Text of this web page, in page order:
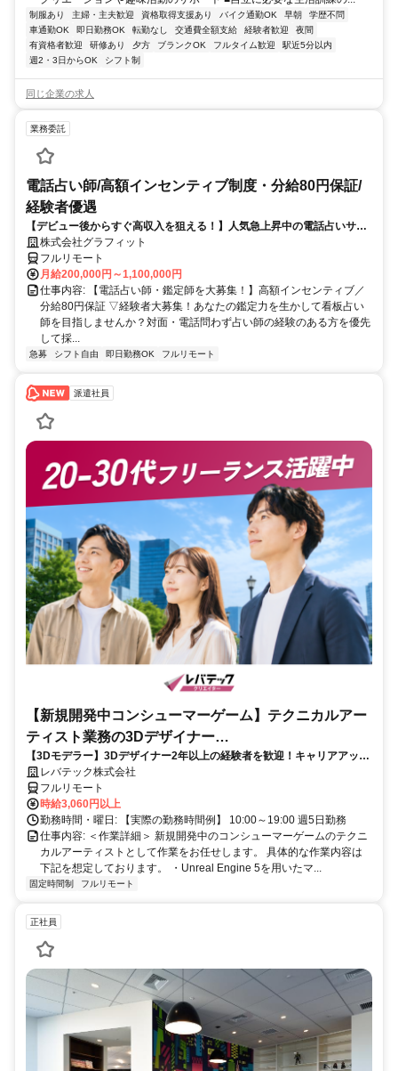
制服あり 主婦・主夫歓迎 資格取得支援あり バイク通勤OK 早朝
学歴不問
車通勤OK
即日勤務OK 転勤なし 交通費全額支給 経験者歓迎
夜間
有資格者歓迎
研修あり 夕方 ブランクOK フルタイム歓迎
駅近5分以内
週2・3日からOK
シフト制
同じ企業の求人
業務委託
電話占い師/高額インセンティブ制度・分給80円保証/
経験者優遇
【デビュー後からすぐ高収入を狙える！】人気急上昇中の電話占いサイ
トで占いのお仕事
株式会社グラフィット
フルリモート
月給200,000円～1,100,000円
仕事内容: 【電話占い師・鑑定師を大募集！】高額インセンティブ／
分給80円保証 ▽経験者大募集！あなたの鑑定力を生かして看板占い
師を目指しませんか？対面・電話問わず占い師の経験のある方を優先
して採...
急募 シフト自由 即日勤務OK フルリモート
派遣社員
【新規開発中コンシューマーゲーム】テクニカルアー
ティスト業務の3Dデザイナー
_LTCR547867_CP_CRG
【3Dモデラー】3Dデザイナー2年以上の経験者を歓迎！キャリアアップ
を目指したい方も大歓迎♪
レバテック株式会社
フルリモート
時給3,060円以上
勤務時間・曜日: 【実際の勤務時間例】 10:00～19:00 週5日勤務
仕事内容: ＜作業詳細＞ 新規開発中のコンシューマーゲームのテクニ
カルアーティストとして作業をお任せします。 具体的な作業内容は
下記を想定しております。 ・Unreal Engine 5を用いたマ...
固定時間制 フルリモート
正社員